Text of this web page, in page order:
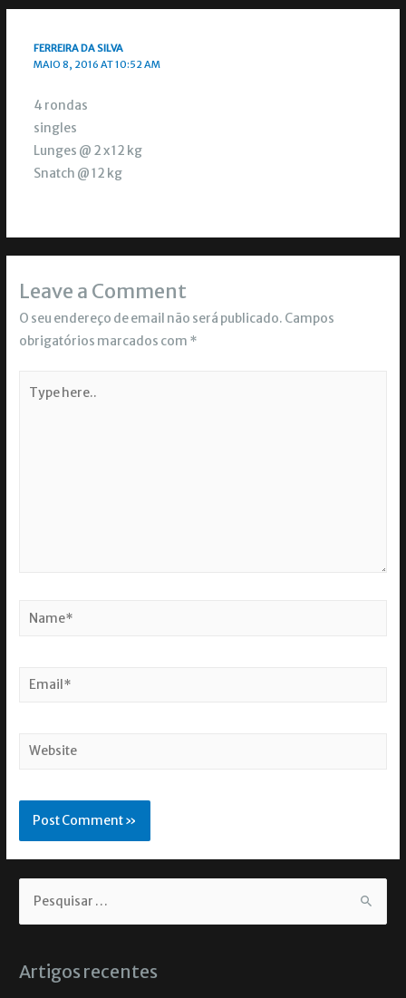
FERREIRA DA SILVA
MAIO 8, 2016 AT 10:52 AM
4 rondas
singles
Lunges @ 2 x 12 kg
Snatch @ 12 kg
Leave a Comment
O seu endereço de email não será publicado. Campos
obrigatórios marcados com *
Artigos recentes